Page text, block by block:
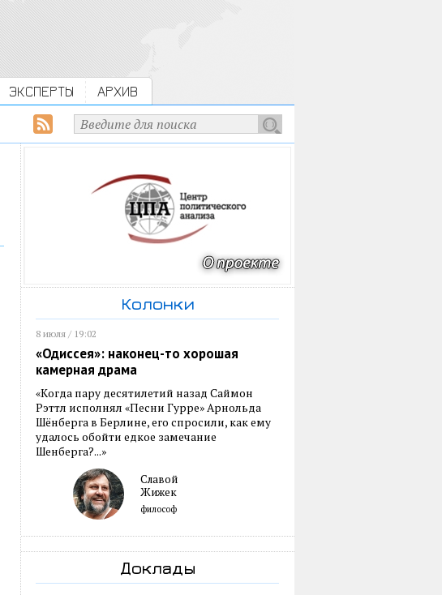
ЭКСПЕРТЫ АРХИВ
Колонки
8 июля / 19:02
«Одиссея»: наконец-то хорошая
камерная драма
«Когда пару десятилетий назад Саймон
Рэттл исполнял «Песни Гурре» Арнольда
Шёнберга в Берлине, его спросили, как ему
удалось обойти едкое замечание
Шенберга?...»
Славой
Жижек
философ
Доклады